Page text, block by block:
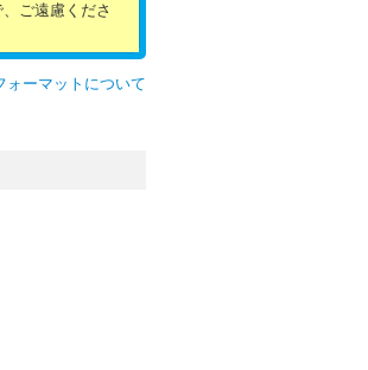
ご遠慮くださ
ォーマットについて